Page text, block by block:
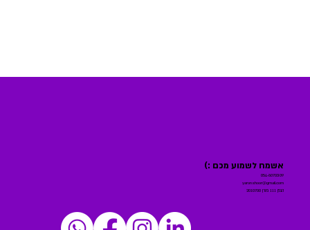
אשמח לשמוע מכם :)
054-8070309
yaronshoor@gmail.com
הגפן 111 מורן 2010700